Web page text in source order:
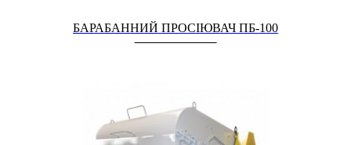
БАРАБАННИЙ ПРОСІЮВАЧ ПБ-100